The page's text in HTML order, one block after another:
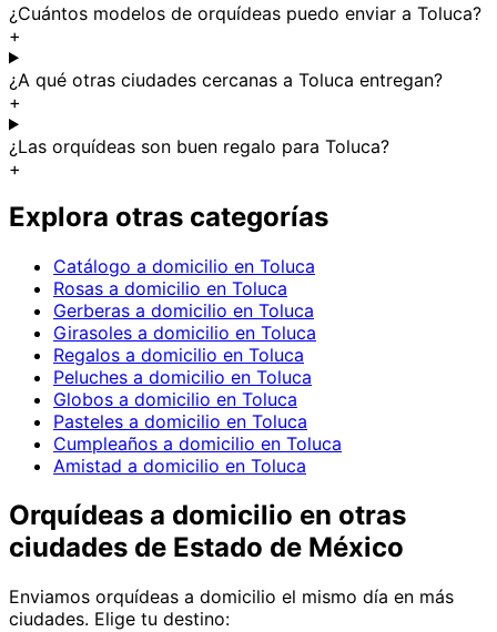
¿Cuántos modelos de orquídeas puedo enviar a Toluca?
+
¿A qué otras ciudades cercanas a Toluca entregan?
+
¿Las orquídeas son buen regalo para Toluca?
+
Explora otras categorías
Catálogo a domicilio en Toluca
Rosas a domicilio en Toluca
Gerberas a domicilio en Toluca
Girasoles a domicilio en Toluca
Regalos a domicilio en Toluca
Peluches a domicilio en Toluca
Globos a domicilio en Toluca
Pasteles a domicilio en Toluca
Cumpleaños a domicilio en Toluca
Amistad a domicilio en Toluca
Orquídeas a domicilio en otras
ciudades de Estado de México
Enviamos orquídeas a domicilio el mismo día en más
ciudades. Elige tu destino: